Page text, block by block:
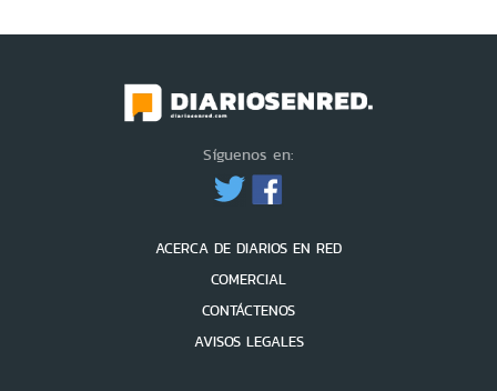
Síguenos en:
ACERCA DE DIARIOS EN RED
COMERCIAL
CONTÁCTENOS
AVISOS LEGALES